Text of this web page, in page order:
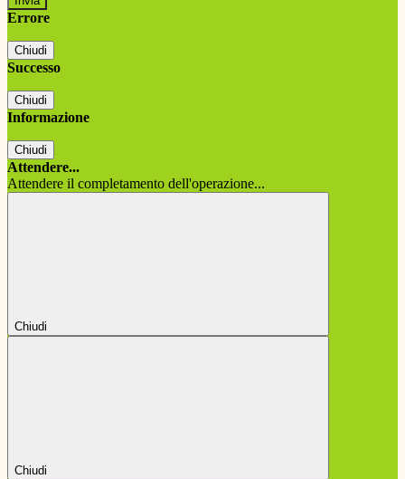
Errore
Chiudi
Successo
Chiudi
Informazione
Chiudi
Attendere...
Attendere il completamento dell'operazione...
Chiudi
Chiudi